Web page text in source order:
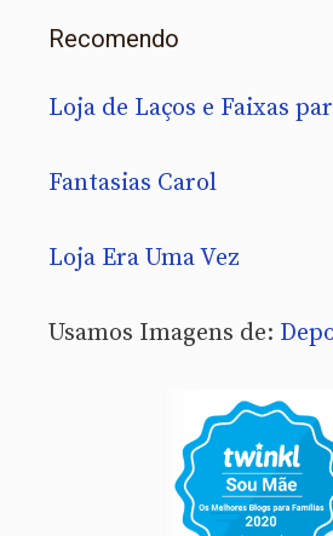
Recomendo
Loja de Laços e Faixas
Fantasias Carol
Loja Era Uma Vez
Usamos Imagens de: